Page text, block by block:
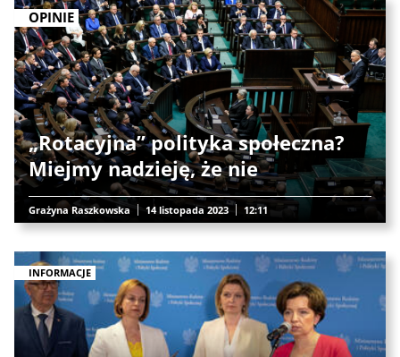
OPINIE
„Rotacyjna” polityka społeczna?
Miejmy nadzieję, że nie
Grażyna Raszkowska 14 listopada 2023 12:11
INFORMACJE